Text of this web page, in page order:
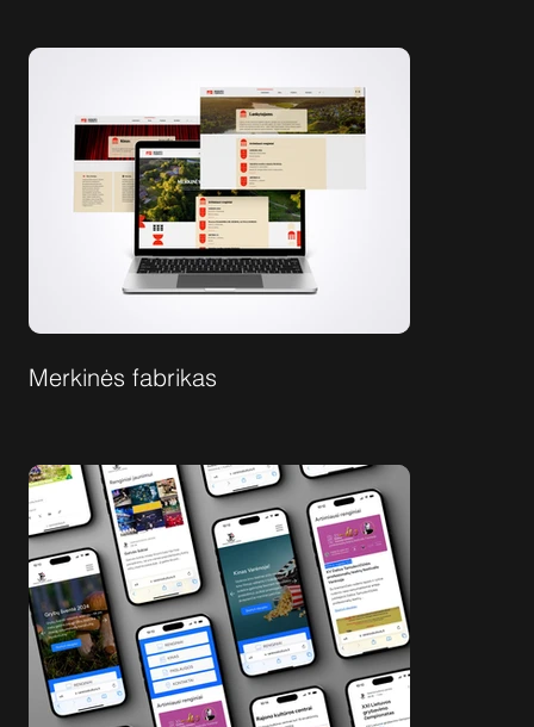
Merkinės fabrikas